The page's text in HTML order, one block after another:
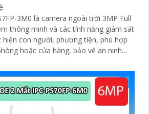
3M0 là camera ngoài trời 3MP Full
thông minh và các tính năng giám sát
con người, phương tiện, phù hợp
hoặc cửa hàng, bảo vệ an ninh